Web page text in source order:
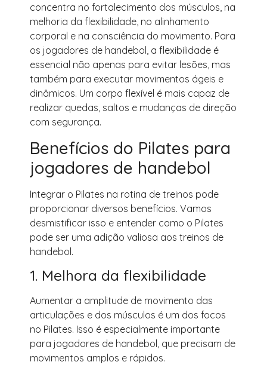
concentra no fortalecimento dos músculos, na
melhoria da flexibilidade, no alinhamento
corporal e na consciência do movimento. Para
os jogadores de handebol, a flexibilidade é
essencial não apenas para evitar lesões, mas
também para executar movimentos ágeis e
dinâmicos. Um corpo flexível é mais capaz de
realizar quedas, saltos e mudanças de direção
com segurança.
Benefícios do Pilates para
jogadores de handebol
Integrar o Pilates na rotina de treinos pode
proporcionar diversos benefícios. Vamos
desmistificar isso e entender como o Pilates
pode ser uma adição valiosa aos treinos de
handebol.
1. Melhora da flexibilidade
Aumentar a amplitude de movimento das
articulações e dos músculos é um dos focos
no Pilates. Isso é especialmente importante
para jogadores de handebol, que precisam de
movimentos amplos e rápidos.